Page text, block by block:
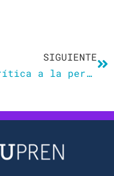
SIGUIENTE
Crítica a la perspectiva de género